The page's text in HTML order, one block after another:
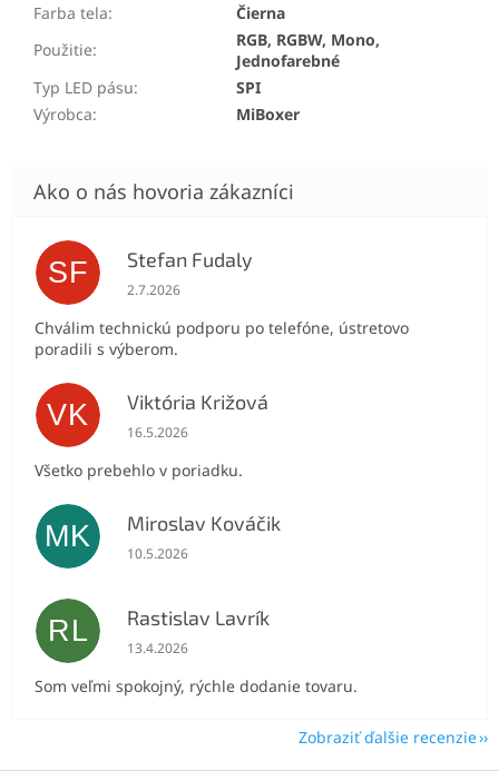
Farba tela:
Čierna
Použitie:
RGB, RGBW, Mono,
Jednofarebné
Typ LED pásu:
SPI
Výrobca: MiBoxer
SF Stefan Fudaly
Hodnotenie obchodu je 5 z 5 hviezdičiek.
2.7.2026
Chválim technickú podporu po telefóne, ústretovo
poradili s výberom.
VK Viktória Križová
Hodnotenie obchodu je 5 z 5 hviezdičiek.
16.5.2026
Všetko prebehlo v poriadku.
MK Miroslav Kováčik
Hodnotenie obchodu je 5 z 5 hviezdičiek.
10.5.2026
RL Rastislav Lavrík
Hodnotenie obchodu je 5 z 5 hviezdičiek.
13.4.2026
Som veľmi spokojný, rýchle dodanie tovaru.
Zobraziť ďalšie recenzie